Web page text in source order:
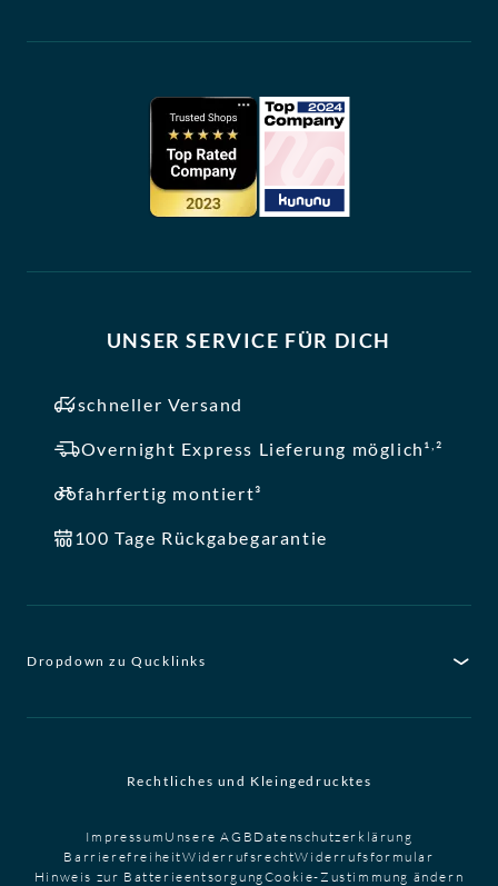
UNSER SERVICE FÜR DICH
schneller Versand
Overnight Express Lieferung möglich¹,²
fahrfertig montiert³
100 Tage Rückgabegarantie
Dropdown zu Qucklinks
Rechtliches und Kleingedrucktes
Impressum Unsere AGB Datenschutzerklärung
BarrierefreiheitWiderrufsrechtWiderrufsformular
Hinweis zur BatterieentsorgungCookie-Zustimmung ändern